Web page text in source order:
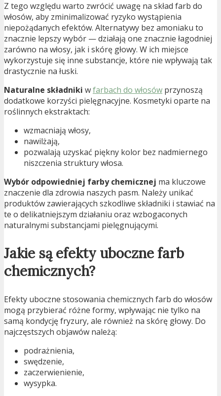
Z tego względu warto zwrócić uwagę na skład farb do
włosów, aby zminimalizować ryzyko wystąpienia
niepożądanych efektów. Alternatywy bez amoniaku to
znacznie lepszy wybór — działają one znacznie łagodniej
zarówno na włosy, jak i skórę głowy. W ich miejsce
wykorzystuje się inne substancje, które nie wpływają tak
drastycznie na łuski.
Naturalne składniki wfarbach do włosów przynoszą
dodatkowe korzyści pielęgnacyjne. Kosmetyki oparte na
roślinnych ekstraktach:
wzmacniają włosy,
nawilżają,
pozwalają uzyskać piękny kolor bez nadmiernego
niszczenia struktury włosa.
Wybór odpowiedniej farby chemicznej ma kluczowe
znaczenie dla zdrowia naszych pasm. Należy unikać
produktów zawierających szkodliwe składniki i stawiać na
te o delikatniejszym działaniu oraz wzbogaconych
naturalnymi substancjami pielęgnującymi.
Jakie są efekty uboczne farb
chemicznych?
Efekty uboczne stosowania chemicznych farb do włosów
mogą przybierać różne formy, wpływając nie tylko na
samą kondycję fryzury, ale również na skórę głowy. Do
najczęstszych objawów należą:
podrażnienia,
swędzenie,
zaczerwienienie,
wysypka.